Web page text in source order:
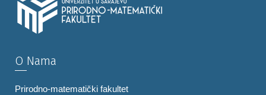
O Nama
Prirodno-matematički fakultet